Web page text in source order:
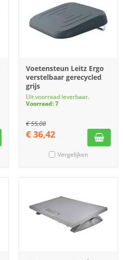
Voetensteun Leitz Ergo
verstelbaar gerecycled
grijs
Uit voorraad leverbaar.
Voorraad: 7
€55,08
€ 36,42
Vergelijken